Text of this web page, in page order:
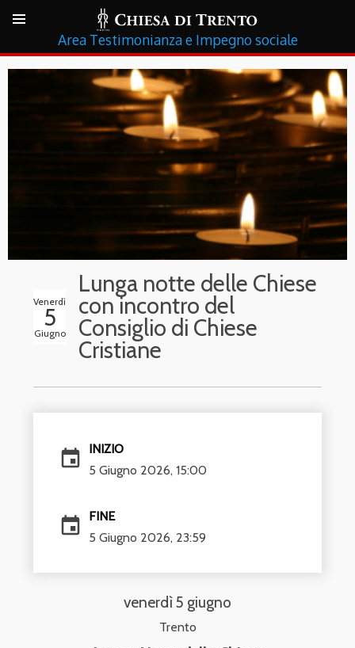
Testimonianza e Impegno sociale
Venerdì
5
Giugno
Lunga notte delle Chiese
con incontro del
Consiglio di Chiese
Cristiane
event
INIZIO
5 Giugno 2026, 15:00
event
FINE
5 Giugno 2026, 23:59
venerdì 5 giugno
Trento